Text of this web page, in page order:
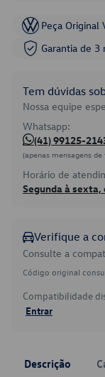
Peça Original
Garantia de 3
Tem dúvidas
Nossa equipe
Whatsapp:
(41) 99125-
(apenas mensagens
Horário de
Segunda à sexta,
Verifique a
Consulte a
Código original
Compatibilidade
Entrar
Descrição